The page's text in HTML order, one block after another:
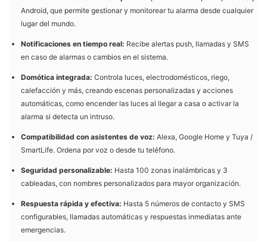
Android, que permite gestionar y monitorear tu alarma desde cualquier
lugar del mundo.
Notificaciones en tiempo real: Recibe alertas push, llamadas y SMS
en caso de alarmas o cambios en el sistema.
Domótica integrada: Controla luces, electrodomésticos, riego,
calefacción y más, creando escenas personalizadas y acciones
automáticas, como encender las luces al llegar a casa o activar la
alarma si detecta un intruso.
Compatibilidad con asistentes de voz: Alexa, Google Home y Tuya /
SmartLife. Ordena por voz o desde tu teléfono.
Seguridad personalizable: Hasta 100 zonas inalámbricas y 3
cableadas, con nombres personalizados para mayor organización.
Respuesta rápida y efectiva: Hasta 5 números de contacto y SMS
configurables, llamadas automáticas y respuestas inmediatas ante
emergencias.